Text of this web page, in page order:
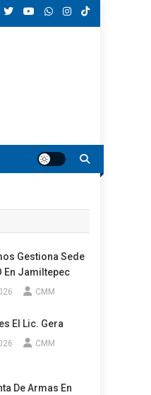
Gestiona Sede
En Jamiltepec
CMM
El Lic. Gera
CMM
De Armas En